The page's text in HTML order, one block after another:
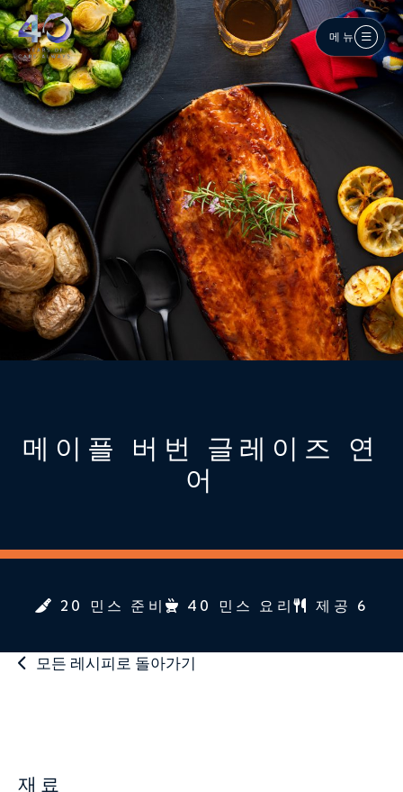
메인 콘텐츠로 건너뛰기
메뉴
메이플 버번 글레이즈 연
어
20 민스 준비 40 민스 요리 제공 6
모든 레시피로 돌아가기
재료